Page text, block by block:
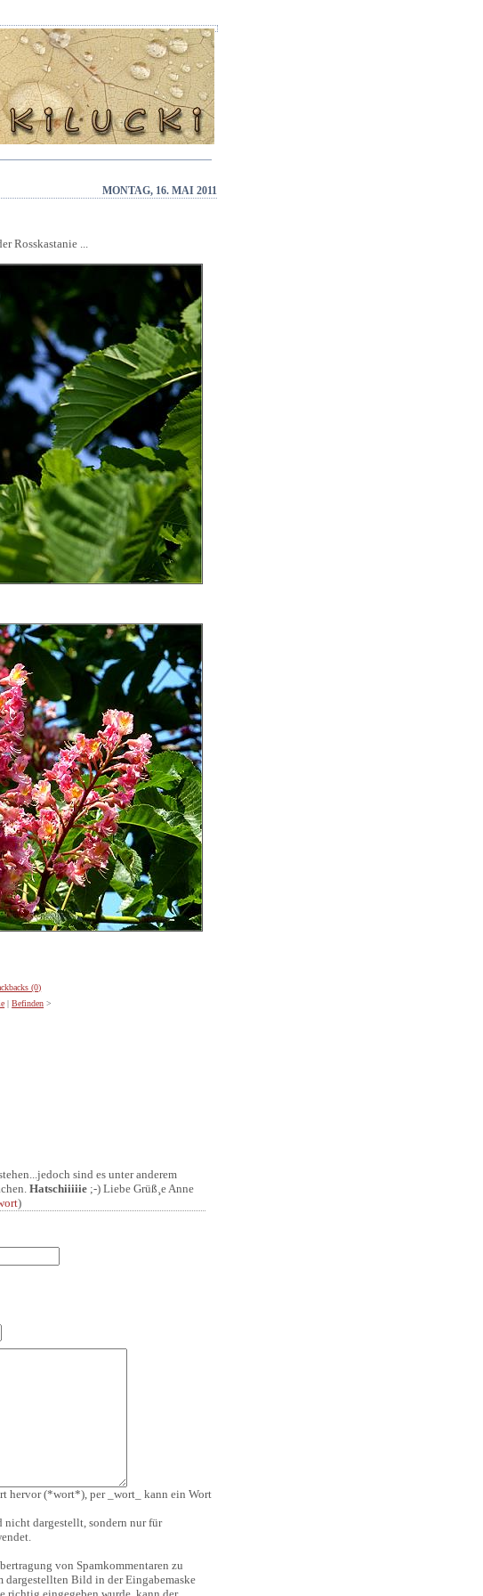
MONTAG, 16. MAI 2011
Rosskastanie ...
(0)
| Befinden >
sind es unter anderem
Hatschiiiiie ;-) Liebe Grüß¸e Anne
)
hervor (*wort*), per _wort_ kann ein Wort
nicht dargestellt, sondern nur für
von Spamkommentaren zu
Bild in der Eingabemaske